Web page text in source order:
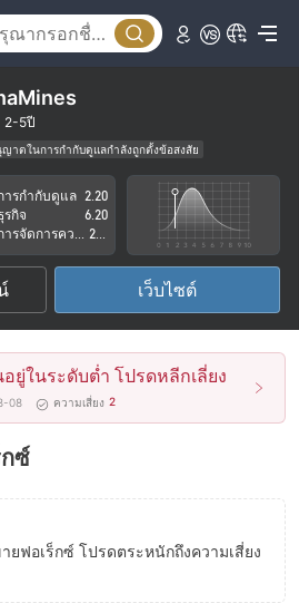
2-5ปี
ญาตในการกำกับดูแลกำลังถูกตั้งข้อสงสัย
รกิจที่ต้องสงสัย
วามเสี่ยงอันตรายที่อาจจะซ่อนอยู่
ารกำกับดูแล 2.20
กิจ
6.20
เว็บไซต์
ยู่ในระดับต่ำ โปรดหลีกเลี่ยง
08 ความเสี่ยง 2
ซ์
ฟอเร็กซ์ โปรดตระหนักถึงความเสี่ยง